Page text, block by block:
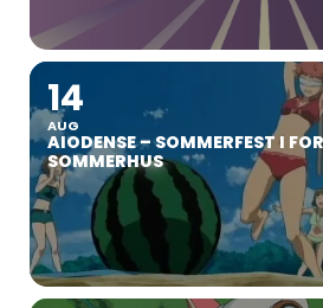
14
AUG
AIODENSE – SOMMERFEST I
SOMMERHUS